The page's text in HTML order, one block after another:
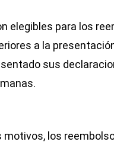
elegibles para los
a la
sus
motivos, los